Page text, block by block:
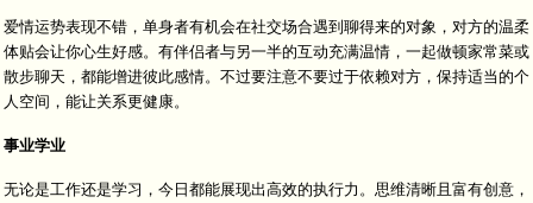
爱情运势表现不错，单身者有机会在社交场合遇到聊得来的对象，对方的温柔
体贴会让你心生好感。有伴侣者与另一半的互动充满温情，一起做顿家常菜或
散步聊天，都能增进彼此感情。不过要注意不要过于依赖对方，保持适当的个
人空间，能让关系更健康。
事业学业
无论是工作还是学习，今日都能展现出高效的执行力。思维清晰且富有创意，